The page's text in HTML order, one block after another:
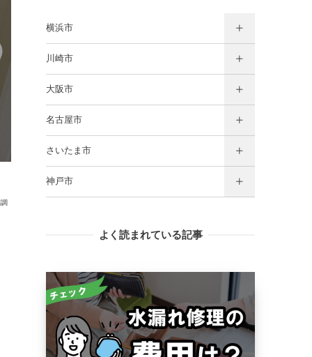
横浜市
川崎市
大阪市
名古屋市
さいたま市
神戸市
よく読まれている記事